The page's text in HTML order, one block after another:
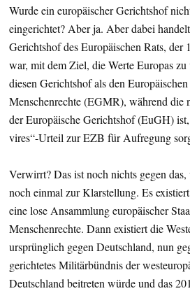
Wurde ein europäischer Gerichtshof
eingerichtet? Aber ja. Aber dabei
Gerichtshof des Europäischen Rats, der
war, mit dem Ziel, die Werte Europas
diesen Gerichtshof als den
Menschenrechte (EGMR), während die
der Europäische Gerichtshof (EuGH)
vires“-Urteil zur EZB für Aufregung
Verwirrt? Das ist noch nichts gegen
noch einmal zur Klarstellung. Es
eine lose Ansammlung europäischer
Menschenrechte. Dann existiert die
ursprünglich gegen Deutschland, nun
gerichtetes Militärbündnis der
Deutschland beitreten würde und das